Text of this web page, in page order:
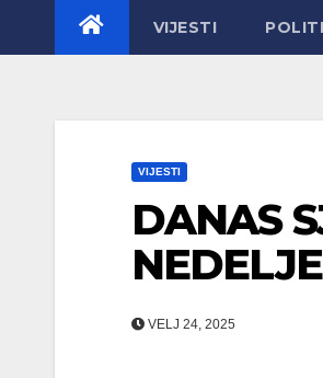
VIJESTI
VIJESTI
DANAS
NEDELJE
VELJ 24, 2025